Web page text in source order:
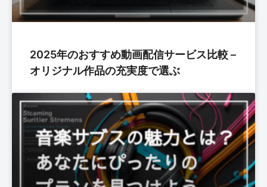
2025年のおすすめ動画配信サービス比較 –
オリジナル作品の充実度で選ぶ